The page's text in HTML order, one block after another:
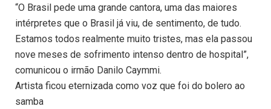
“O Brasil pede uma grande cantora, uma das maiores
intérpretes que o Brasil já viu, de sentimento, de tudo.
Estamos todos realmente muito tristes, mas ela passou
nove meses de sofrimento intenso dentro de hospital”,
comunicou o irmão Danilo Caymmi.
Artista ficou eternizada como voz que foi do bolero ao
samba